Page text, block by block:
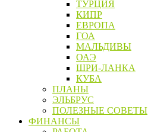
ТУРЦИЯ
КИПР
ЕВРОПА
ГОА
МАЛЬДИВЫ
ОАЭ
ШРИ-ЛАНКА
КУБА
ПЛАНЫ
ЭЛЬБРУС
ПОЛЕЗНЫЕ СОВЕТЫ
ФИНАНСЫ